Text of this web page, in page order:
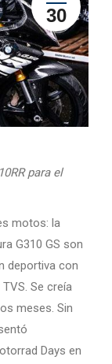
30
para el
motos: la
G310 GS son
deportiva con
Se creía
meses. Sin
Days en